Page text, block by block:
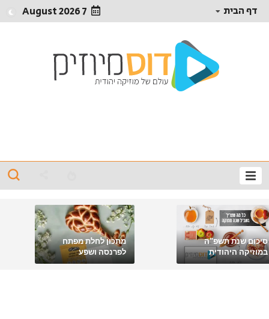
דף הבית 7 August 2026
סיכום שנת תשפ"ה
במוזיקה היהודית
מתכון לחלת מפתח
לפרנסה ושפע